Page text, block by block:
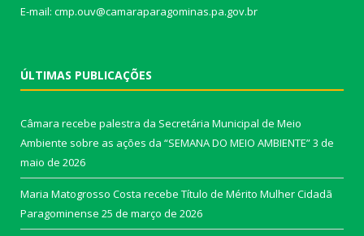
E-mail: cmp.ouv@camaraparagominas.pa.gov.br
ÚLTIMAS PUBLICAÇÕES
Câmara recebe palestra da Secretária Municipal de Meio
Ambiente sobre as ações da “SEMANA DO MEIO AMBIENTE”3 de
maio de 2026
Maria Matogrosso Costa recebe Título de Mérito Mulher Cidadã
Paragominense 25 de março de 2026